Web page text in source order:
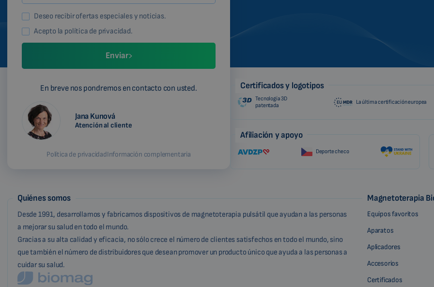
Deseo recibir ofertas especiales y noticias.
Acepto la política de privacidad.
Enviar
En breve nos pondremos en contacto con usted.
Jana Kunová
Atención al cliente
Política de privacidadInformación complementaria
Certificados y logotipos
Tecnología 3D
patentada
La última certificación europea
Afiliación y apoyo
Deporte checo
Quiénes somos
Desde 1991, desarrollamos y fabricamos dispositivos de magnetoterapia pulsátil que ayudan a las personas
a mejorar su salud en todo el mundo.
Gracias a su alta calidad y eficacia, no sólo crece el número de clientes satisfechos en todo el mundo, sino
que también el número de distribuidores que desean promover un producto único que ayuda a las personas a
cuidar su salud.
Magnetoterapia
Equipos favoritos
Aparatos
Aplicadores
Accesorios
Certificados